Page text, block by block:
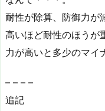
耐性が除算、防御力が
高いほど耐性のほうが
力が高いと多少のマイ
– – – –
追記